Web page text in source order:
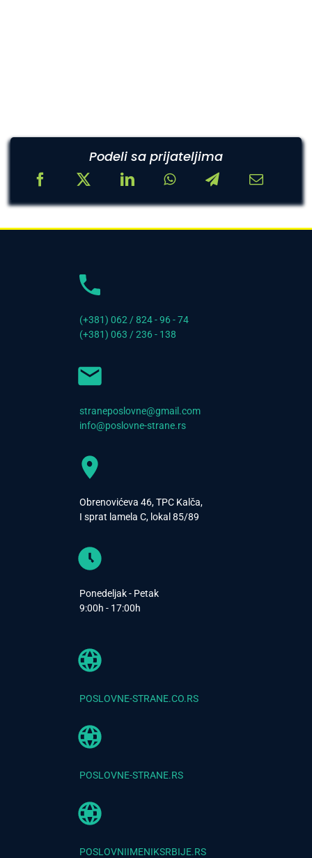
Podeli sa prijateljima
(+381) 062 / 824 - 96 - 74
(+381) 063 / 236 - 138
straneposlovne@gmail.com
info@poslovne-strane.rs
Obrenovićeva 46, TPC Kalča,
I sprat lamela C, lokal 85/89
Ponedeljak - Petak
9:00h - 17:00h
POSLOVNE-STRANE.CO.RS
POSLOVNE-STRANE.RS
POSLOVNIIMENIKSRBIJE.RS